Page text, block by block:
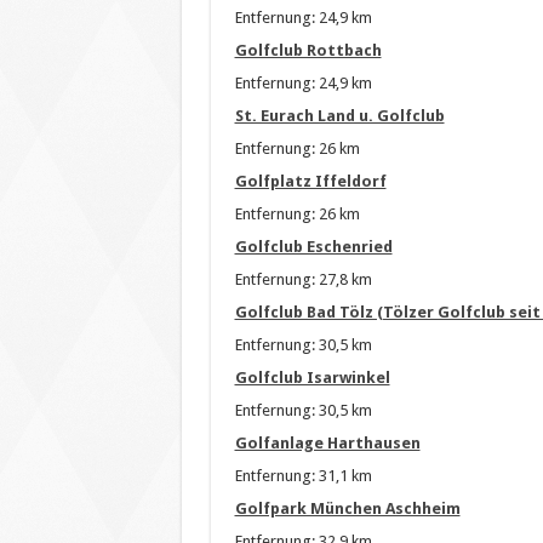
Entfernung: 24,9 km
Golfclub Rottbach
Entfernung: 24,9 km
St. Eurach Land u. Golfclub
Entfernung: 26 km
Golfplatz Iffeldorf
Entfernung: 26 km
Golfclub Eschenried
Entfernung: 27,8 km
Golfclub Bad Tölz (Tölzer Golfclub seit
Entfernung: 30,5 km
Golfclub Isarwinkel
Entfernung: 30,5 km
Golfanlage Harthausen
Entfernung: 31,1 km
Golfpark München Aschheim